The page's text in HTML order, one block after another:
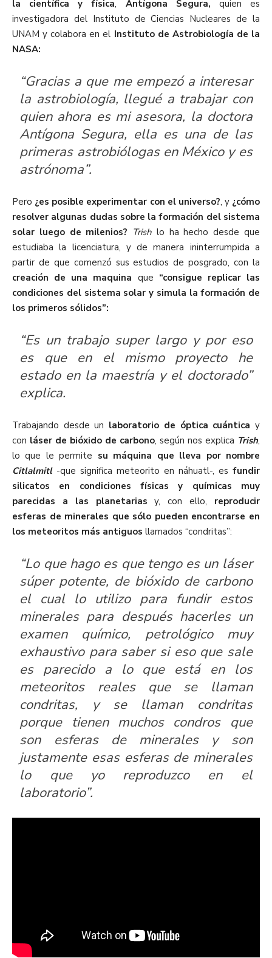
la científica y física, Antígona Segura, quien es
investigadora del Instituto de Ciencias Nucleares de la
UNAM y colabora en el Instituto de Astrobiología de la
NASA:
“Gracias a que me empezó a interesar
la astrobiología, llegué a trabajar con
quien ahora es mi asesora, la doctora
Antígona Segura, ella es una de las
primeras astrobiólogas en México y es
astrónoma”.
Pero ¿es posible experimentar con el universo?, y ¿cómo
resolver algunas dudas sobre la formación del sistema
solar luego de milenios? Trish lo ha hecho desde que
estudiaba la licenciatura, y de manera ininterrumpida a
partir de que comenzó sus estudios de posgrado, con la
creación de una maquina que “consigue replicar las
condiciones del sistema solar y simula la formación de
los primeros sólidos”:
“Es un trabajo super largo y por eso
es que en el mismo proyecto he
estado en la maestría y el doctorado”
explica.
Trabajando desde un laboratorio de óptica cuántica y
con láser de bióxido de carbono, según nos explica Trish,
lo que le permite su máquina que lleva por nombre
Citlalmitl-que significa meteorito en náhuatl-, es fundir
silicatos en condiciones físicas y químicas muy
parecidas a las planetarias y, con ello, reproducir
esferas de minerales que sólo pueden encontrarse en
los meteoritos más antiguos llamados “condritas”:
“Lo que hago es que tengo es un láser
súper potente, de bióxido de carbono
el cual lo utilizo para fundir estos
minerales para después hacerles un
examen químico, petrológico muy
exhaustivo para saber si eso que sale
es parecido a lo que está en los
meteoritos reales que se llaman
condritas, y se llaman condritas
porque tienen muchos condrosque
son esferas de minerales y son
justamente esas esferas de minerales
lo que yo reproduzco en el
laboratorio”.